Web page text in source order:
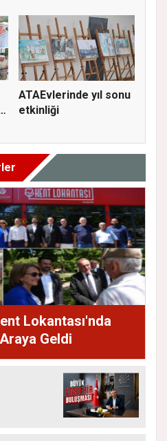
ATAEvlerinde yıl sonu
etkinliği
Lokantası'nda
Geldi